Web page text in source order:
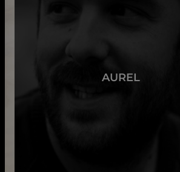
AUREL